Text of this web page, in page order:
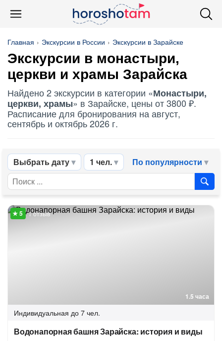
Главная Экскурсии в России Экскурсии в Зарайске
Экскурсии в монастыри,
церкви и храмы Зарайска
Найдено 2 экскурсии в категории «Монастыри,
церкви, храмы» в Зарайске, цены от 3800 ₽.
Расписание для бронирования на август,
сентябрь и октябрь 2026 г.
Выбрать дату 1 чел. По популярности
1.5 часа
1 отзыв
Индивидуальная до 7 чел.
Водонапорная башня Зарайска: история и виды